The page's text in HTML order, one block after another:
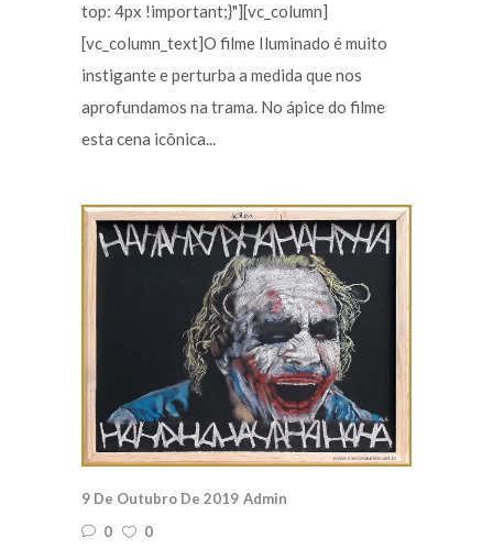
top: 4px !important;}"][vc_column]
[vc_column_text]O filme Iluminado é muito
instigante e perturba a medida que nos
aprofundamos na trama. No ápice do filme
esta cena icônica...
9 De Outubro De 2019 Admin
0
0